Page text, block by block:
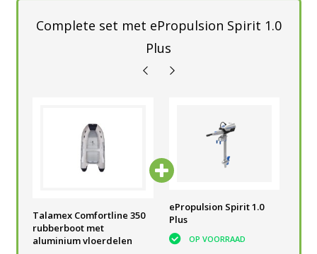
Complete set met ePropulsion Spirit 1.0
Plus
Talamex Comfortline 350
rubberboot met
aluminium vloerdelen
Plus
OP VOORRAAD
ePropulsion Spirit 1.0
Plus
OP VOORRAAD